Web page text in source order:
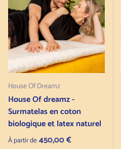
House Of Dreamz
House Of dreamz -
Surmatelas en coton
biologique et latex naturel
Prix normal
À partir de450,00 €